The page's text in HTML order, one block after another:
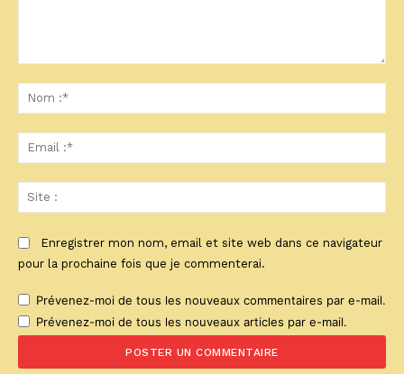
:*
:*
:
Enregistrer mon nom, email et site web dans ce navigateur
pour la prochaine fois que je commenterai.
Prévenez-moi de tous les nouveaux commentaires par e-mail.
Prévenez-moi de tous les nouveaux articles par e-mail.